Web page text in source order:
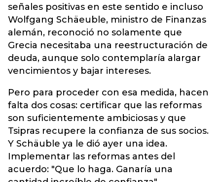
señales positivas en este sentido e incluso
Wolfgang Schäeuble, ministro de Finanzas
alemán, reconoció no solamente que
Grecia necesitaba una reestructuración de
deuda, aunque solo contemplaría alargar
vencimientos y bajar intereses.
Pero para proceder con esa medida, hacen
falta dos cosas: certificar que las reformas
son suficientemente ambiciosas y que
Tsipras recupere la confianza de sus socios.
Y Schäuble ya le dió ayer una idea.
Implementar las reformas antes del
acuerdo: "Que lo haga. Ganaría una